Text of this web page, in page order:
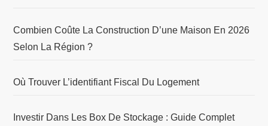
Combien Coûte La Construction D’une Maison En 2026
Selon La Région ?
Où Trouver L’identifiant Fiscal Du Logement
Investir Dans Les Box De Stockage : Guide Complet